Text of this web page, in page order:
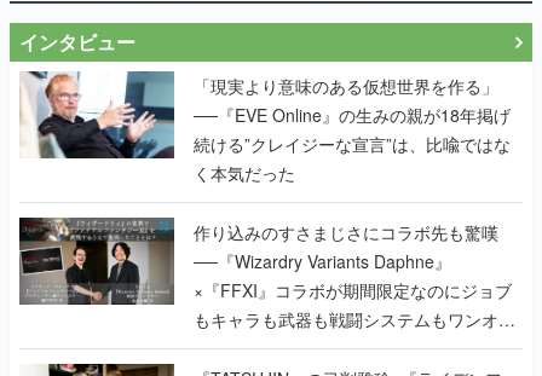
インタビュー
「現実より意味のある仮想世界を作る」
──『EVE Online』の生みの親が18年掲げ
続ける”クレイジーな宣言”は、比喩ではな
く本気だった
作り込みのすさまじさにコラボ先も驚嘆
──『Wizardry Variants Daphne』
×『FFXI』コラボが期間限定なのにジョブ
もキャラも武器も戦闘システムもワンオフ
で作り込まれた理由を両ディレクターに聞